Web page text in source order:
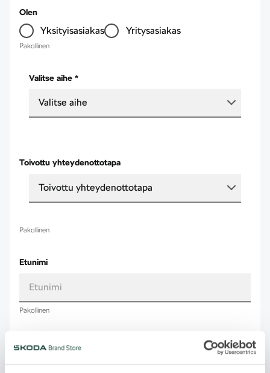
Olen
Yksityisasiakas Yritysasiakas
Pakollinen
Valitse aihe *
Valitse aihe
Toivottu yhteydenottotapa
Toivottu yhteydenottotapa
Pakollinen
Etunimi
Pakollinen